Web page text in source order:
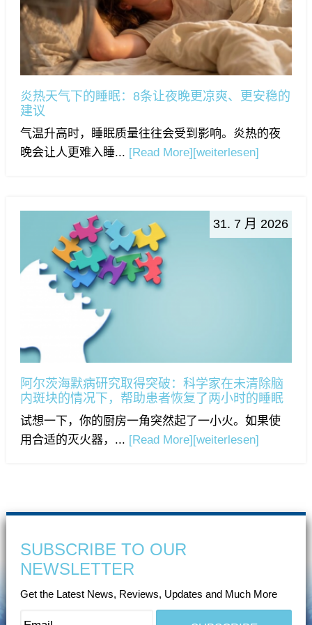
炎热天气下的睡眠：8条让夜晚更凉爽、更安稳的
建议
气温升高时，睡眠质量往往会受到影响。炎热的夜
晚会让人更难入睡... [Read More] [weiterlesen]
31. 7 月 2026
阿尔茨海默病研究取得突破：科学家在未清除脑
内斑块的情况下，帮助患者恢复了两小时的睡眠
试想一下，你的厨房一角突然起了一小火。如果使
用合适的灭火器，... [Read More] [weiterlesen]
SUBSCRIBE TO OUR
NEWSLETTER
Get the Latest News, Reviews, Updates and Much More